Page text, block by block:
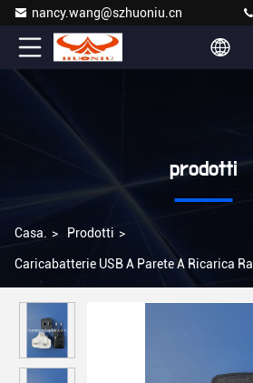
nancy.wang@szhuoniu.cn
prodotti
Casa. > Prodotti >
Caricabatterie USB A Parete A Ricarica
2,22A Certificato CE/FCC/RoHS